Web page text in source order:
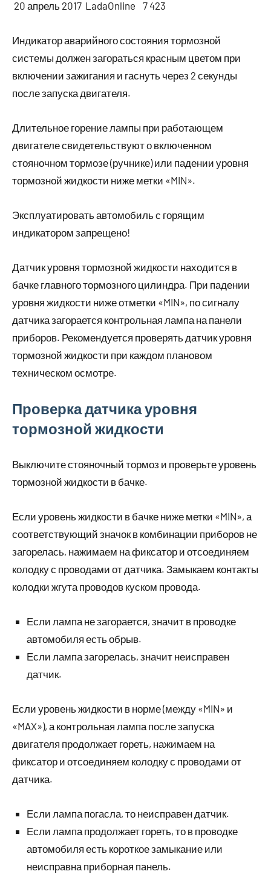
20 апрель 2017 LadaOnline 7 423
Индикатор аварийного состояния тормозной
системы должен загораться красным цветом при
включении зажигания и гаснуть через 2 секунды
после запуска двигателя.
Длительное горение лампы при работающем
двигателе свидетельствуют о включенном
стояночном тормозе (ручнике) или падении уровня
тормозной жидкости ниже метки «MIN».
Эксплуатировать автомобиль с горящим
индикатором запрещено!
Датчик уровня тормозной жидкости находится в
бачке главного тормозного цилиндра. При падении
уровня жидкости ниже отметки «MIN», по сигналу
датчика загорается контрольная лампа на панели
приборов. Рекомендуется проверять датчик уровня
тормозной жидкости при каждом плановом
техническом осмотре.
Проверка датчика уровня
тормозной жидкости
Выключите стояночный тормоз и проверьте уровень
тормозной жидкости в бачке.
Если уровень жидкости в бачке ниже метки «MIN», а
соответствующий значок в комбинации приборов не
загорелась, нажимаем на фиксатор и отсоединяем
колодку с проводами от датчика. Замыкаем контакты
колодки жгута проводов куском провода.
Если лампа не загорается, значит в проводке
автомобиля есть обрыв.
Если лампа загорелась, значит неисправен
датчик.
Если уровень жидкости в норме (между «MIN» и
«MAX»), а контрольная лампа после запуска
двигателя продолжает гореть, нажимаем на
фиксатор и отсоединяем колодку с проводами от
датчика.
Если лампа погасла, то неисправен датчик.
Если лампа продолжает гореть, то в проводке
автомобиля есть короткое замыкание или
неисправна приборная панель.